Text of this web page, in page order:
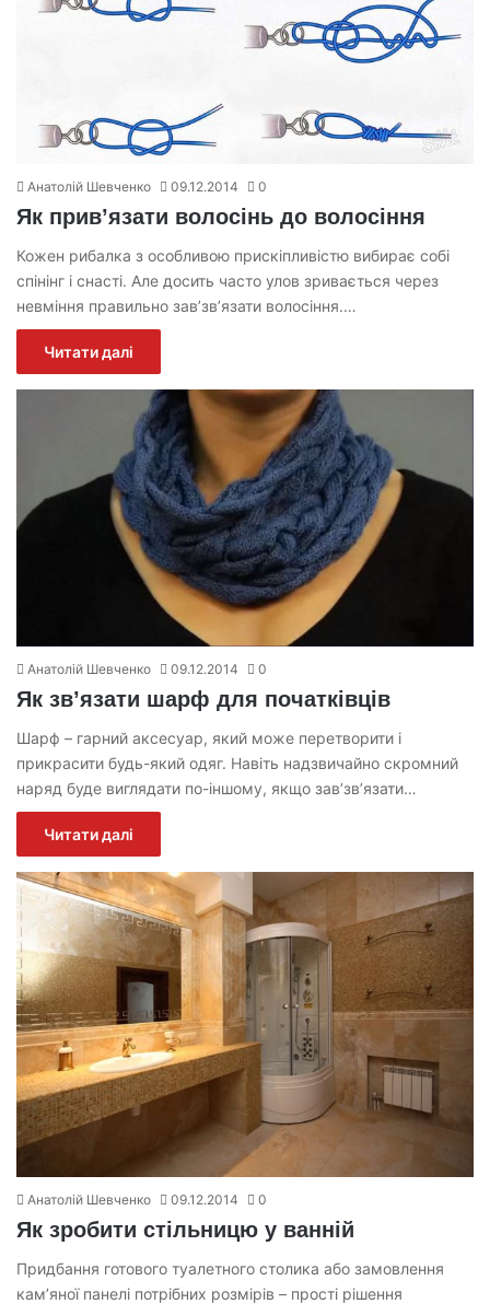
Анатолій Шевченко 09.12.2014 0
Як прив’язати волосінь до волосіння
Кожен рибалка з особливою прискіпливістю вибирає собі
спінінг і снасті. Але досить часто улов зривається через
невміння правильно зав’зв’язати волосіння.…
Читати далі
Анатолій Шевченко 09.12.2014 0
Як зв’язати шарф для початківців
Шарф – гарний аксесуар, який може перетворити і
прикрасити будь-який одяг. Навіть надзвичайно скромний
наряд буде виглядати по-іншому, якщо зав’зв’язати…
Читати далі
Анатолій Шевченко 09.12.2014 0
Як зробити стільницю у ванній
Придбання готового туалетного столика або замовлення
кам’яної панелі потрібних розмірів – прості рішення